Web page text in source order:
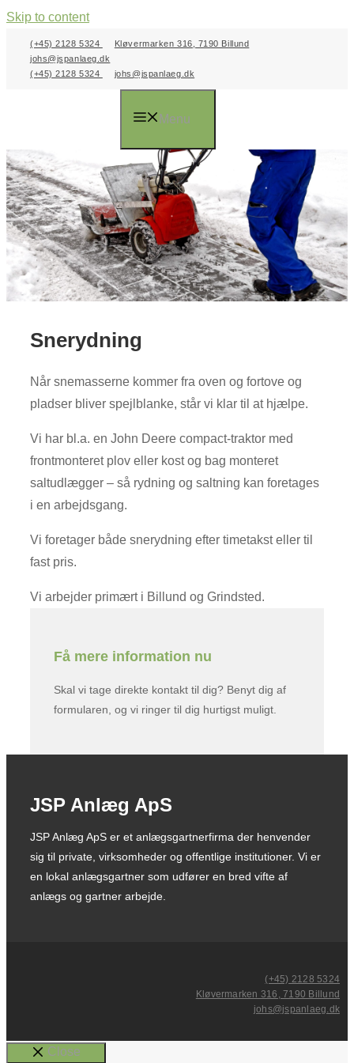
Skip to content
(+45) 2128 5324
Kløvermarken 316, 7190 Billund
johs@jspanlaeg.dk
(+45) 2128 5324
johs@jspanlaeg.dk
Menu
Snerydning
Når snemasserne kommer fra oven og fortove og
pladser bliver spejlblanke, står vi klar til at hjælpe.
Vi har bl.a. en John Deere compact-traktor med
frontmonteret plov eller kost og bag monteret
saltudlægger – så rydning og saltning kan foretages
i en arbejdsgang.​
Vi foretager både snerydning efter timetakst eller til
fast pris.
Vi arbejder primært i Billund og Grindsted.
Få mere information nu
Skal vi tage direkte kontakt til dig? Benyt dig af
formularen, og vi ringer til dig hurtigst muligt.
JSP Anlæg ApS
JSP Anlæg ApS er et anlægsgartnerfirma der henvender
sig til private, virksomheder og offentlige institutioner. Vi er
en lokal anlægsgartner som udfører en bred vifte af
anlægs og gartner arbejde.
(+45) 2128 5324
Kløvermarken 316, 7190 Billund
johs@jspanlaeg.dk
Close